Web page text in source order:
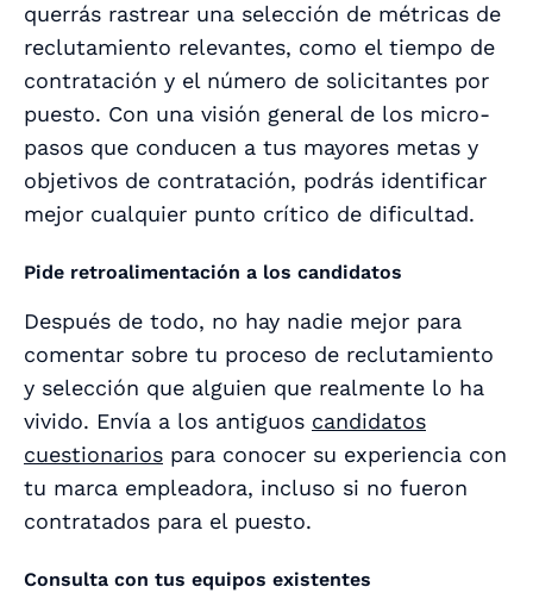
querrás rastrear una selección de métricas de
reclutamiento relevantes, como el tiempo de
contratación y el número de solicitantes por
puesto. Con una visión general de los micro-
pasos que conducen a tus mayores metas y
objetivos de contratación, podrás identificar
mejor cualquier punto crítico de dificultad.
Pide retroalimentación a los candidatos
Después de todo, no hay nadie mejor para
comentar sobre tu proceso de reclutamiento
y selección que alguien que realmente lo ha
vivido. Envía a los antiguos candidatos
cuestionarios para conocer su experiencia con
tu marca empleadora, incluso si no fueron
contratados para el puesto.
Consulta con tus equipos existentes